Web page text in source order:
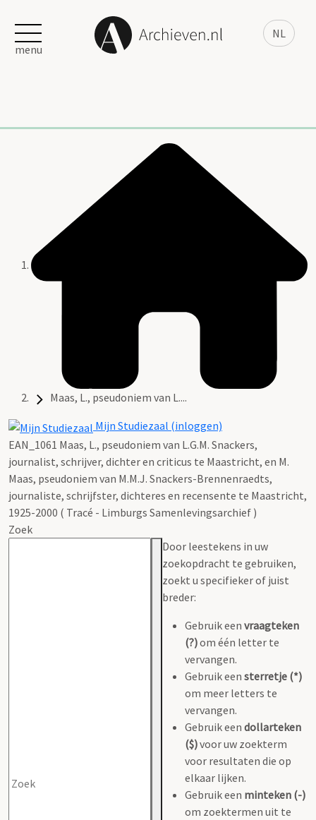
NL
menu
Maas, L., pseudoniem van L....
Mijn Studiezaal (inloggen)
EAN_1061 Maas, L., pseudoniem van L.G.M. Snackers,
journalist, schrijver, dichter en criticus te Maastricht, en M.
Maas, pseudoniem van M.M.J. Snackers-Brennenraedts,
journaliste, schrijfster, dichteres en recensente te Maastricht,
1925-2000 ( Tracé - Limburgs Samenlevingsarchief )
Zoek
Door leestekens in uw
zoekopdracht te gebruiken,
zoekt u specifieker of juist
breder:
Gebruik een vraagteken
(?)om één letter te
vervangen.
Gebruik een sterretje (*)
om meer letters te
vervangen.
Gebruik een dollarteken
($)voor uw zoekterm
voor resultaten die op
elkaar lijken.
Gebruik een minteken (-)
om zoektermen uit te